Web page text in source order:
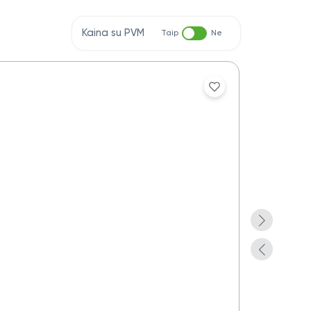
Kaina su PVM Taip Ne
Aplankas